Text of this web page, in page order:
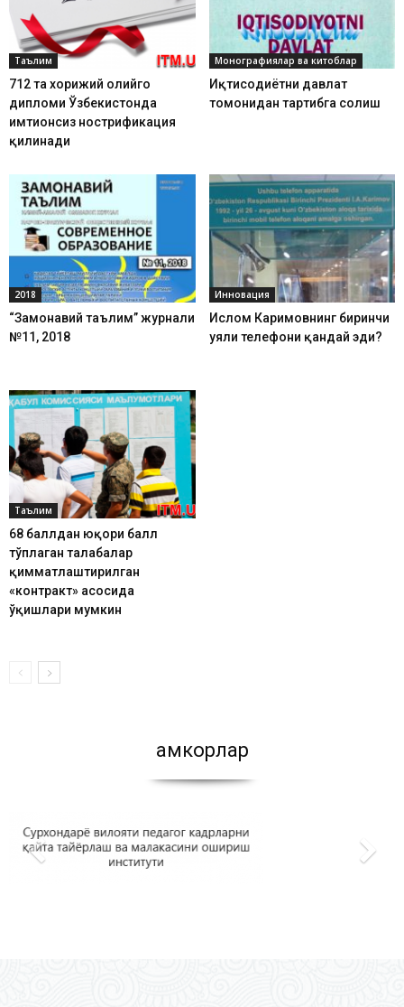
Таълим
712 та хорижий олийгоҳ
дипломи Ўзбекистонда
имтиҳонсиз нострификация
қилинади
Монографиялар ва китоблар
Иқтисодиётни давлат
томонидан тартибга солиш
2018
“Замонавий таълим” журнали
№11, 2018
Инновация
Ислом Каримовнинг биринчи
уяли телефони қандай эди?
Таълим
68 баллдан юқори балл
тўплаган талабалар
қимматлаштирилган
«контракт» асосида
ўқишлари мумкин
Ҳамкорлар